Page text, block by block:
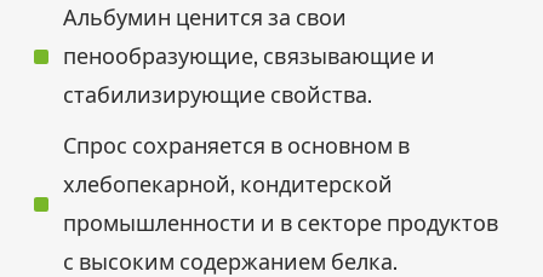
Альбумин ценится за свои
пенообразующие, связывающие и
стабилизирующие свойства.
Спрос сохраняется в основном в
хлебопекарной, кондитерской
промышленности и в секторе продуктов
с высоким содержанием белка.